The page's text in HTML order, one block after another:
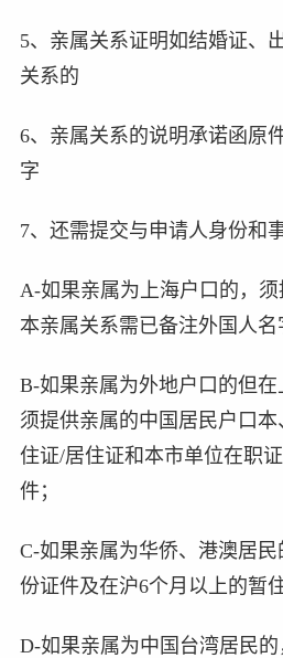
5、亲属关系证明如结婚证、
关系的
6、亲属关系的说明承诺函原
字
7、还需提交与申请人身份和
A-如果亲属为上海户口的，
本亲属关系需已备注外国人名
B-如果亲属为外地户口的但在
须提供亲属的中国居民户口
住证/居住证和本市单位在职
件；
C-如果亲属为华侨、港澳居
份证件及在沪6个月以上的暂
D-如果亲属为中国台湾居民